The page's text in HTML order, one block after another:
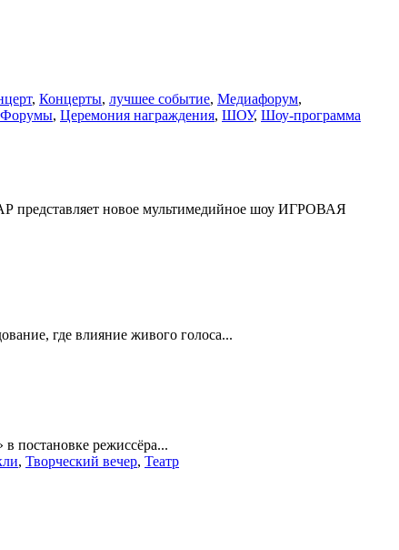
, Концерты, лучшее событие, Медиафорум,
Форумы, Церемония награждения, ШОУ, Шоу-программа
представляет новое мультимедийное шоу ИГРОВАЯ
где влияние живого голоса...
постановке режиссёра...
, Творческий вечер, Театр